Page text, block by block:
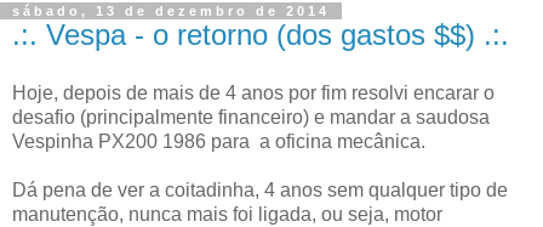
sábado, 13 de dezembro de 2014
.:. Vespa - o retorno (dos gastos $$) .:.
Hoje, depois de mais de 4 anos por fim resolvi encarar o
desafio (principalmente financeiro) e mandar a saudosa
Vespinha PX200 1986 para a oficina mecânica.
Dá pena de ver a coitadinha, 4 anos sem qualquer tipo de
manutenção, nunca mais foi ligada, ou seja, motor